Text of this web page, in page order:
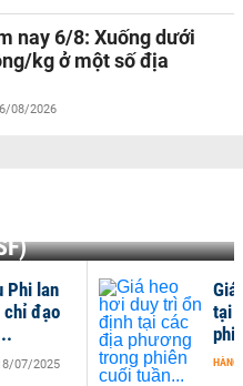
nay 6/8: Xuống dưới
kg ở một số địa
08/2026
Phi lan
chỉ đạo
07/2025
tại
HÀNG